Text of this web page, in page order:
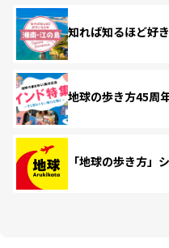
知れば知るほど好
地球の歩き方45周
「地球の歩き方」